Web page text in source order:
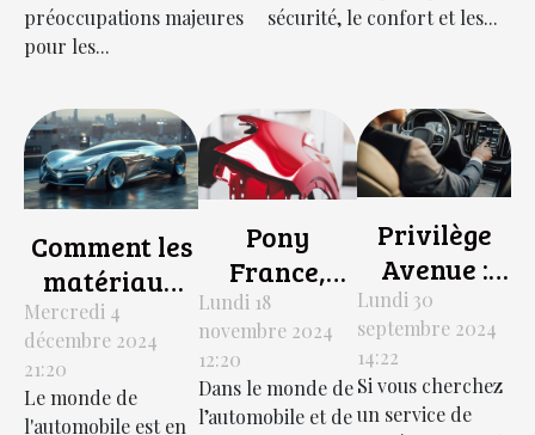
préoccupations majeures
pour les...
sécurité, le confort et les...
Comment les
matériaux
innovants
transforment
le design des
voitures
Mercredi 4
décembre 2024
21:20
Le monde de
l'automobile est en
Pony
France,
spécialiste
des cabines
de peinture
pour
Lundi 18
novembre 2024
12:20
Dans le monde de
l’automobile et de
Privilège
Avenue :
réservez un
trajet à tout
moment
avec cette
Lundi 30
septembre 2024
14:22
Si vous cherchez
un service de